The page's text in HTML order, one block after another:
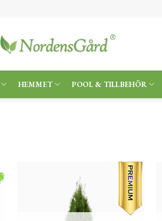
HEMMET POOL & TILLBEHÖR